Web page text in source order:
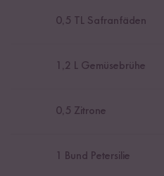
0,5 TL Safranfäden
1,2 L Gemüsebrühe
0,5 Zitrone
1 Bund Petersilie